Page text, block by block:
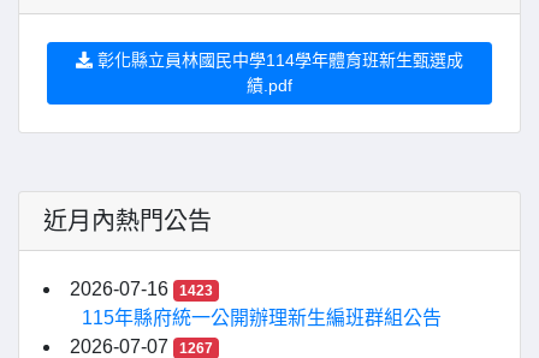
彰化縣立員林國民中學114學年體育班新生甄選成
績.pdf
近月內熱門公告
2026-07-16 1423
115年縣府統一公開辦理新生編班群組公告
2026-07-07
1267